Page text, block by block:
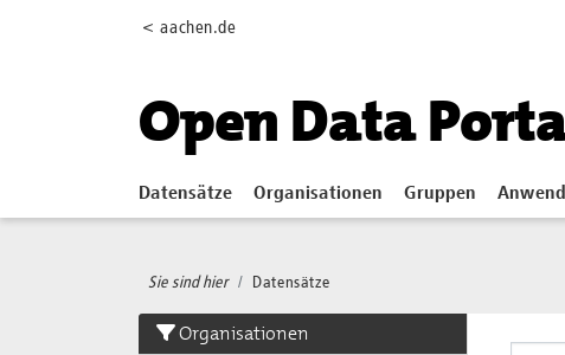
< aachen.de
Open Data
Datensätze Organisationen Gruppen
Sie sind hier Datensätze
Organisationen